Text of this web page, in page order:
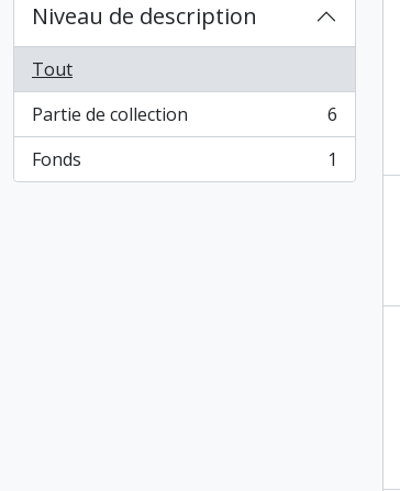
Niveau de description
Tout
Partie de collection
, 6 résultats
6
Fonds
, 1 résultats 1